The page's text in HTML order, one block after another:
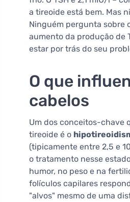
a tireoide está bem. Mas
Ninguém pergunta sobre
aumento da produção de
estar por trás do seu
O que
cabelos
Um dos conceitos-chave
tireoide é o
(tipicamente entre 2,5 e
o tratamento nesse
humor, no peso e na
folículos capilares
"alvos" mesmo de uma